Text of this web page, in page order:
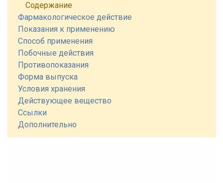
Содержание
Фармакологическое действие
Показания к применению
Способ применения
Побочные действия
Противопоказания
Форма выпуска
Условия хранения
Действующее вещество
Ссылки
Дополнительно